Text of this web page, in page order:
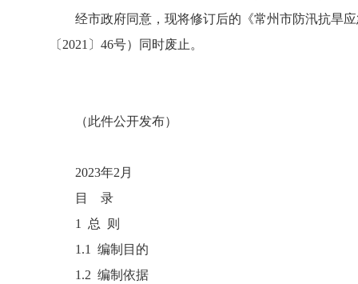
经市政府同意，现将修订后的《常州市防汛抗旱应
〔2021〕46号）同时废止。
（此件公开发布）
2023年2月
目 录
1 总 则
1.1 编制目的
1.2 编制依据